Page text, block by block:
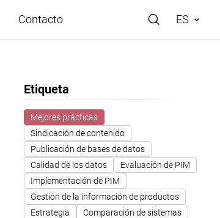
Contacto ES
Etiqueta
Mejores prácticas
Sindicación de contenido
Publicación de bases de datos
Calidad de los datos
Evaluación de PIM
Implementación de PIM
Gestión de la información de productos
Estrategia
Comparación de sistemas